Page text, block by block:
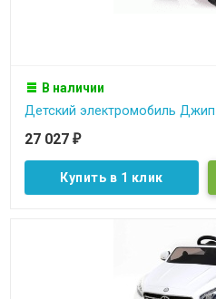
В наличии
Детский электромобиль Джип
27 027 ₽
Купить в 1 клик